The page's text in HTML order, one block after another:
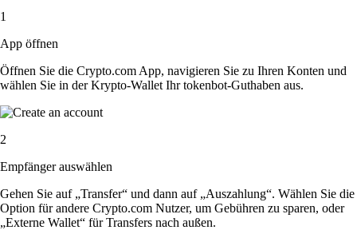
1
App öffnen
Öffnen Sie die Crypto.com App, navigieren Sie zu Ihren Konten und
wählen Sie in der Krypto-Wallet Ihr tokenbot-Guthaben aus.
2
Empfänger auswählen
Gehen Sie auf „Transfer“ und dann auf „Auszahlung“. Wählen Sie die
Option für andere Crypto.com Nutzer, um Gebühren zu sparen, oder
„Externe Wallet“ für Transfers nach außen.